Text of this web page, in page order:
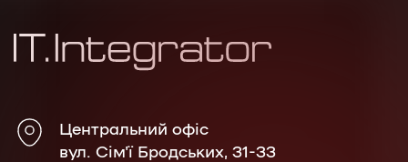
Центральний офіс
вул. Сім'ї Бродських, 31-33